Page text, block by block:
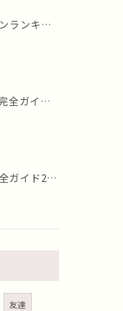
名護レストランランキング2026年最新版【地元目線で徹底比較】
名護ディナー完全ガイド2026年最新版【地元目線で徹底比較】
名護ランチ完全ガイド2026年最新版【地元目線で徹底比較】
友達